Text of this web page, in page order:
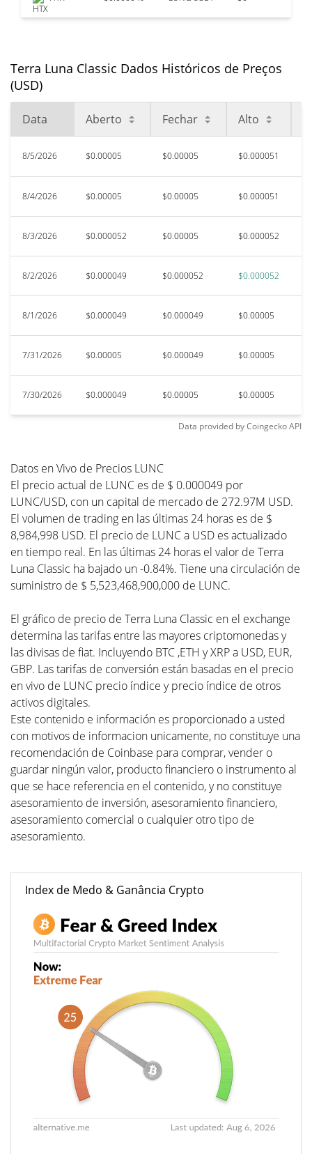
Terra Luna Classic Dados Históricos de Preços
(USD)
Data Aberto Fechar Alto
8/5/2026 $0.00005 $0.00005 $0.000051
8/4/2026 $0.00005 $0.00005 $0.000051
8/3/2026 $0.000052 $0.00005 $0.000052
8/2/2026 $0.000049 $0.000052 $0.000052
8/1/2026 $0.000049 $0.000049 $0.00005
7/31/2026 $0.00005 $0.000049 $0.00005
7/30/2026 $0.000049 $0.00005 $0.00005
Data provided byCoingeckoAPI
Datos en Vivo de Precios LUNC
El precio actual de LUNC es de $ 0.000049 por
LUNC/USD, con un capital de mercado de 272.97M USD.
El volumen de trading en las últimas 24 horas es de $
8,984,998 USD. El precio de LUNC a USD es actualizado
en tiempo real. En las últimas 24 horas el valor de Terra
Luna Classic ha bajado un -0.84%. Tiene una circulación de
suministro de $ 5,523,468,900,000 de LUNC.
El gráfico de precio de Terra Luna Classic en el exchange
determina las tarifas entre las mayores criptomonedas y
las divisas de fiat. Incluyendo BTC ,ETH y XRP a USD, EUR,
GBP. Las tarifas de conversión están basadas en el precio
en vivo de LUNC precio índice y precio índice de otros
activos digitales.
Este contenido e información es proporcionado a usted
con motivos de informacion unicamente, no constituye una
recomendación de Coinbase para comprar, vender o
guardar ningún valor, producto financiero o instrumento al
que se hace referencia en el contenido, y no constituye
asesoramiento de inversión, asesoramiento financiero,
asesoramiento comercial o cualquier otro tipo de
asesoramiento.
Index de Medo & Ganância Crypto